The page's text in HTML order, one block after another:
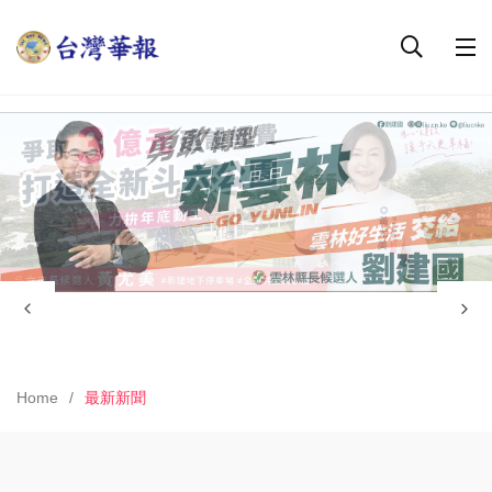
Home 最新新聞